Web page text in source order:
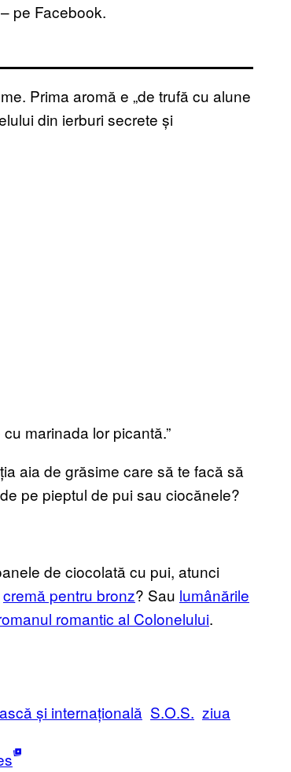
pe Facebook.
Prima aromă e „de trufă cu alune
din ierburi secrete și
marinada lor picantă.”
aia de grăsime care să te facă să
pe pieptul de pui sau ciocănele?
de ciocolată cu pui, atunci
cremă pentru bronz? Sau lumânările
romantic al Colonelului.
și internațională S.O.S. ziua